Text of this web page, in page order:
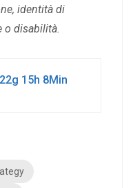
identità di
o disabilità.
15h 8Min